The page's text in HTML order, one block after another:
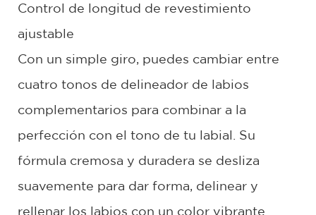
Control de longitud de revestimiento
ajustable
Con un simple giro, puedes cambiar entre
cuatro tonos de delineador de labios
complementarios para combinar a la
perfección con el tono de tu labial. Su
fórmula cremosa y duradera se desliza
suavemente para dar forma, delinear y
rellenar los labios con un color vibrante.